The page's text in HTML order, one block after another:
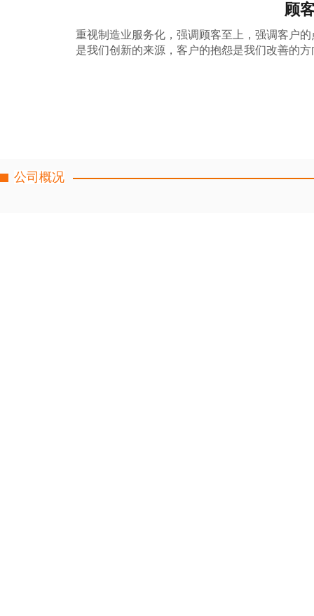
重视制造业服务化，强调顾客至上，强调客户的
是我们创新的来源，客户的抱怨是我们改善的方
顾
公司概况